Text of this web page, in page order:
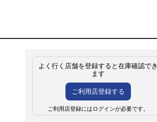
よく行く店舗を登録すると在庫確認でき
ます
ご利用店登録する
ご利用店登録にはログインが必要です。